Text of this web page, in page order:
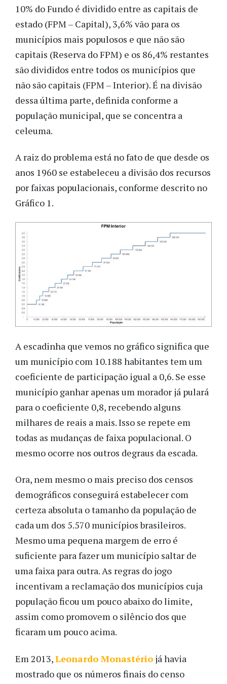
10% do Fundo é dividido entre as capitais de
estado (FPM – Capital), 3,6% vão para os
municípios mais populosos e que não são
capitais (Reserva do FPM) e os 86,4% restantes
são divididos entre todos os municípios que
não são capitais (FPM – Interior). É na divisão
dessa última parte, definida conforme a
população municipal, que se concentra a
celeuma.
A raiz do problema está no fato de que desde os
anos 1960 se estabeleceu a divisão dos recursos
por faixas populacionais, conforme descrito no
Gráfico 1.
A escadinha que vemos no gráfico significa que
um município com 10.188 habitantes tem um
coeficiente de participação igual a 0,6. Se esse
município ganhar apenas um morador já pulará
para o coeficiente 0,8, recebendo alguns
milhares de reais a mais. Isso se repete em
todas as mudanças de faixa populacional. O
mesmo ocorre nos outros degraus da escada.
Ora, nem mesmo o mais preciso dos censos
demográficos conseguirá estabelecer com
certeza absoluta o tamanho da população de
cada um dos 5.570 municípios brasileiros.
Mesmo uma pequena margem de erro é
suficiente para fazer um município saltar de
uma faixa para outra. As regras do jogo
incentivam a reclamação dos municípios cuja
população ficou um pouco abaixo do limite,
assim como promovem o silêncio dos que
ficaram um pouco acima.
Em 2013,Leonardo Monastério já havia
mostrado que os números finais do censo